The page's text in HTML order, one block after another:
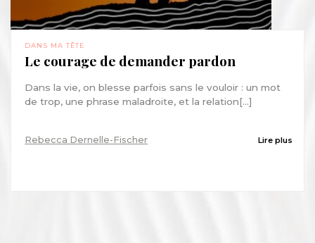
DANS MA TÊTE
Le courage de demander pardon
Dans la vie, on blesse parfois sans le vouloir : un mot
de trop, une phrase maladroite, et la relation[...]
Rebecca Dernelle-Fischer Lire plus